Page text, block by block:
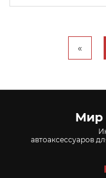
«
Мир
автоаксессуаров